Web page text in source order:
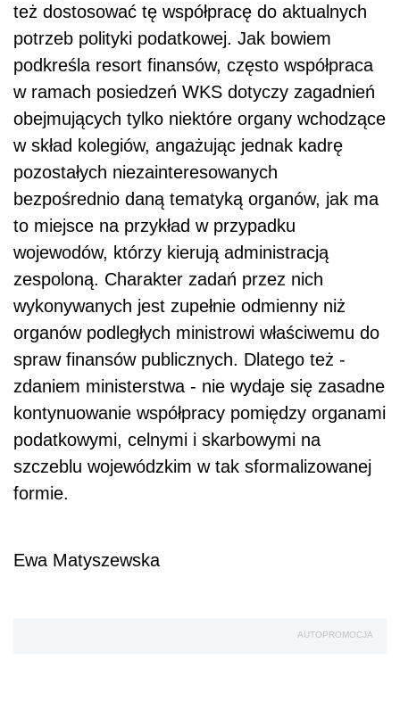
też dostosować tę współpracę do aktualnych
potrzeb polityki podatkowej. Jak bowiem
podkreśla resort finansów, często współpraca
w ramach posiedzeń WKS dotyczy zagadnień
obejmujących tylko niektóre organy wchodzące
w skład kolegiów, angażując jednak kadrę
pozostałych niezainteresowanych
bezpośrednio daną tematyką organów, jak ma
to miejsce na przykład w przypadku
wojewodów, którzy kierują administracją
zespoloną. Charakter zadań przez nich
wykonywanych jest zupełnie odmienny niż
organów podległych ministrowi właściwemu do
spraw finansów publicznych. Dlatego też -
zdaniem ministerstwa - nie wydaje się zasadne
kontynuowanie współpracy pomiędzy organami
podatkowymi, celnymi i skarbowymi na
szczeblu wojewódzkim w tak sformalizowanej
formie.
Ewa Matyszewska
AUTOPROMOCJA